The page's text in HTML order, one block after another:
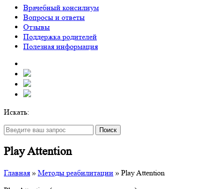
Врачебный консилиум
Вопросы и ответы
Отзывы
Поддержка родителей
Полезная информация
Искать:
Поиск
Play Attention
Главная » Методы реабилитации » Play Attention